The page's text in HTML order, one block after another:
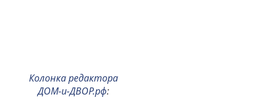
Колонка редактора
ДОМ-и-ДВОР.рф: